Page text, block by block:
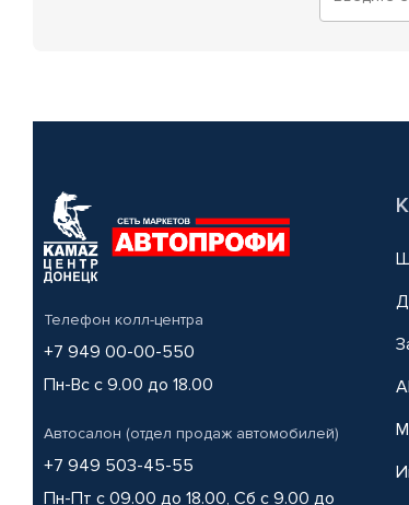
Телефон колл-центра
+7 949 00-00-550
Пн-Вс с 9.00 до 18.00
Автосалон (отдел продаж автомобилей)
+7 949 503-45-55
Пн-Пт с 09.00 до 18.00, Сб с 9.00 до